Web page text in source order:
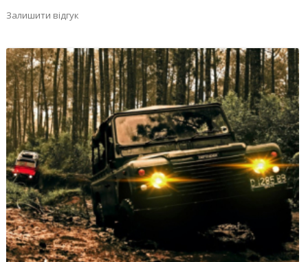
Залишити відгук